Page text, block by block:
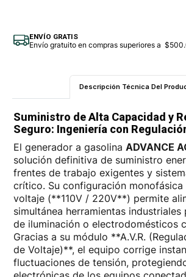
ENVÍO GRATIS
Envío gratuito en compras superiores a
Descripción Técnica Del
Suministro de Alta Capacidad y
Seguro: Ingeniería con
El generador a gasolina ADVANCE
solución definitiva de suministro
frentes de trabajo exigentes y
crítico. Su configuración
voltaje (**110V / 220V**) permite
simultánea herramientas industriales
de iluminación o electrodomésticos
Gracias a su módulo **A.V.R.
de Voltaje)**, el equipo corrige
fluctuaciones de tensión,